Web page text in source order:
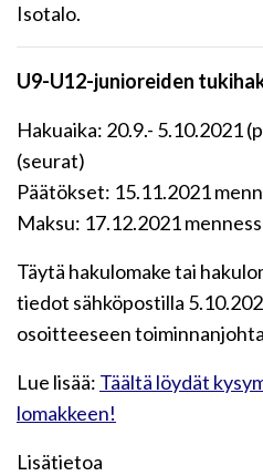
Isotalo.
U9-U12-junioreiden
Hakuaika: 20.9.- 5.10.2021
(seurat)
Päätökset: 15.11.2021
Maksu: 17.12.2021
Täytä hakulomake tai
tiedot sähköpostilla
osoitteeseen
Lue lisää: Täältä löydät
lomakkeen!
Lisätietoa